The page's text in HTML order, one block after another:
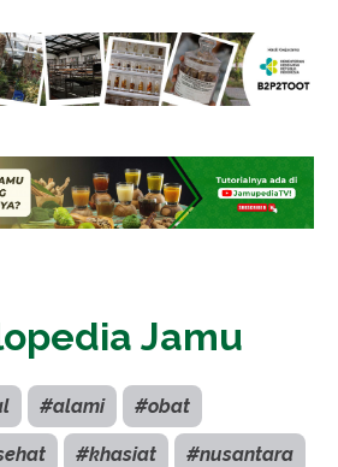
Jamu
#alami #obat
#khasiat #nusantara